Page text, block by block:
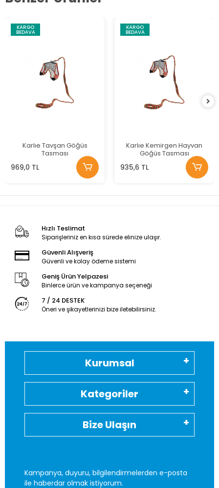
KARGO
BEDAVA
Karlıe Tavşan Göğüs
Tasması
969,0 TL
KARGO
BEDAVA
Karlıe Kemirgen Hayvan
Göğüs Tasması
935,6 TL
Hızlı Teslimat
Siparişleriniz en kısa sürede elinize ulaşır.
Güvenli Alışveriş
Güvenli ve kolay ödeme sistemi
Geniş Ürün Yelpazesi
Binlerce ürün ve kampanya seçeneği
7 / 24 DESTEK
Öneri ve şikayetlerinizi bize iletebilirsiniz.
Kurumsal
Kategoriler
Bize Ulaşın
Kampanya, duyuru, bilgilendirmelerden e-posta
ile haberdar olmak istiyorum.